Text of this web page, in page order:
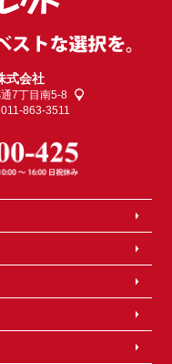
式会社
7丁目南5-8
863-3511